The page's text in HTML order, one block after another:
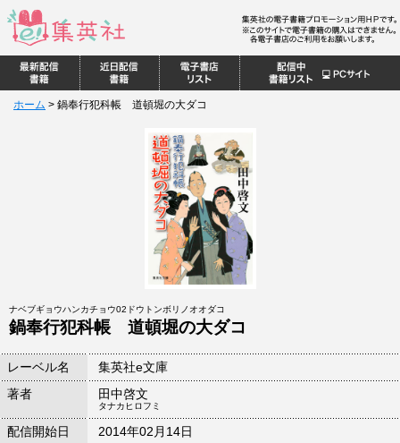
ホーム > 鍋奉行犯科帳 道頓堀の大ダコ
ナベブギョウハンカチョウ02ドウトンボリノオオダコ
鍋奉行犯科帳 道頓堀の大ダコ
レーベル名
集英社e文庫
著者
田中啓文
タナカヒロフミ
配信開始日 2014年02月14日